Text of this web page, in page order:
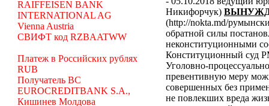
RAIFFEISEN BANK
INTERNATIONAL AG
Vienna Austria
СВИФТ код RZBAATWW
Платеж в Российских рублях
RUB
Получатель BC
EUROCREDITBANK S.A.,
Кишинев Молдова
Никифорчук)
(http://nokta.md/
обратной силы
неконституционными
Конституционный суд
Уголовно-
превентивную меру
совершенных без
не повлекших вреда